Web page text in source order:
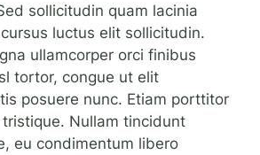
sollicitudin quam lacinia
luctus elit sollicitudin.
ullamcorper orci finibus
tortor, congue ut elit
posuere nunc. Etiam porttitor
Nullam tincidunt
eu condimentum libero